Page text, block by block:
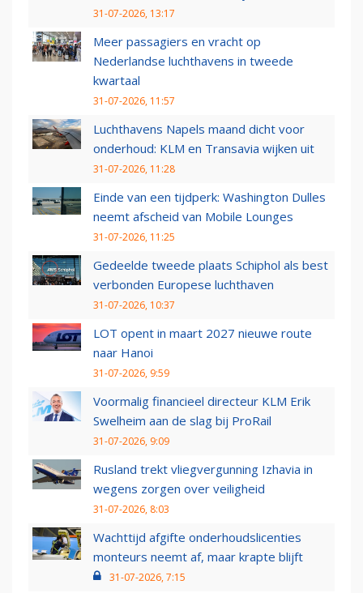
31-07-2026, 13:17
Meer passagiers en vracht op
Nederlandse luchthavens in tweede
kwartaal
31-07-2026, 11:57
Luchthavens Napels maand dicht voor
onderhoud: KLM en Transavia wijken uit
31-07-2026, 11:28
Einde van een tijdperk: Washington Dulles
neemt afscheid van Mobile Lounges
31-07-2026, 11:25
Gedeelde tweede plaats Schiphol als best
verbonden Europese luchthaven
31-07-2026, 10:37
LOT opent in maart 2027 nieuwe route
naar Hanoi
31-07-2026, 9:59
Voormalig financieel directeur KLM Erik
Swelheim aan de slag bij ProRail
31-07-2026, 9:09
Rusland trekt vliegvergunning Izhavia in
wegens zorgen over veiligheid
31-07-2026, 8:03
Wachttijd afgifte onderhoudslicenties
monteurs neemt af, maar krapte blijft
31-07-2026, 7:15